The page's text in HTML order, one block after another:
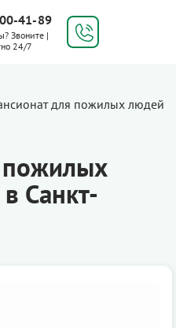
41-89
Звоните |
24/7
для пожилых людей
пожилых
Санкт-